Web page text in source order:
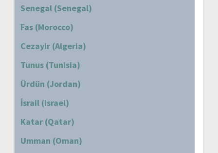
Senegal (Senegal)
Fas (Morocco)
Cezayir (Algeria)
Tunus (Tunisia)
Ürdün (Jordan)
İsrail (Israel)
Katar (Qatar)
Umman (Oman)